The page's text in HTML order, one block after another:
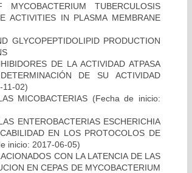
TUBERCULOSIS
ACTIVITIES IN PLASMA MEMBRANE
GLYCOPEPTIDOLIPID PRODUCTION
DE LA ACTIVIDAD ATPASA
DE SU ACTIVIDAD
11-02)
MICOBACTERIAS (Fecha de inicio:
ENTEROBACTERIAS ESCHERICHIA
EN LOS PROTOCOLOS DE
inicio: 2017-06-05)
CON LA LATENCIA DE LAS
EN CEPAS DE MYCOBACTERIUM